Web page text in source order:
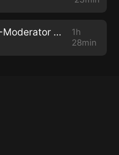
OMR #500 mit ZDF-Moderator Markus Lanz
1h
28min